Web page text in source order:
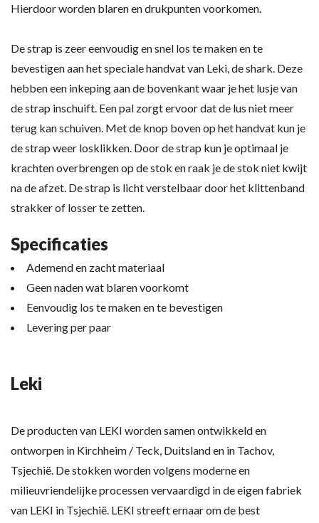
Hierdoor worden blaren en drukpunten voorkomen.
De strap is zeer eenvoudig en snel los te maken en te
bevestigen aan het speciale handvat van Leki, de shark. Deze
hebben een inkeping aan de bovenkant waar je het lusje van
de strap inschuift. Een pal zorgt ervoor dat de lus niet meer
terug kan schuiven. Met de knop boven op het handvat kun je
de strap weer losklikken. Door de strap kun je optimaal je
krachten overbrengen op de stok en raak je de stok niet kwijt
na de afzet. De strap is licht verstelbaar door het klittenband
strakker of losser te zetten.
Specificaties
Ademend en zacht materiaal
Geen naden wat blaren voorkomt
Eenvoudig los te maken en te bevestigen
Levering per paar
Leki
De producten van LEKI worden samen ontwikkeld en
ontworpen in Kirchheim / Teck, Duitsland en in Tachov,
Tsjechië. De stokken worden volgens moderne en
milieuvriendelijke processen vervaardigd in de eigen fabriek
van LEKI in Tsjechië. LEKI streeft ernaar om de best